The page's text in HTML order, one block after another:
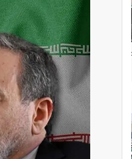
زنگ خطر انباشت نیاز در بازار مسکن؛
قیمت‌ها فشرده شده